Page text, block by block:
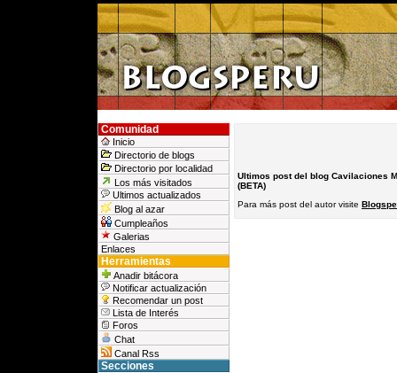
Comunidad
Inicio
Directorio de blogs
Directorio por localidad
Los más visitados
Ultimos actualizados
Blog al azar
Cumpleaños
Galerias
Enlaces
Herramientas
Anadir bitácora
Notificar actualización
Recomendar un post
Lista de Interés
Foros
Chat
Canal Rss
Secciones
Ultimos post del blog Cavilaciones
(BETA)
Para más post del autor visite